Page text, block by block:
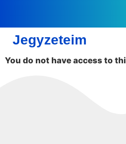
Jegyzeteim
You do not have access to